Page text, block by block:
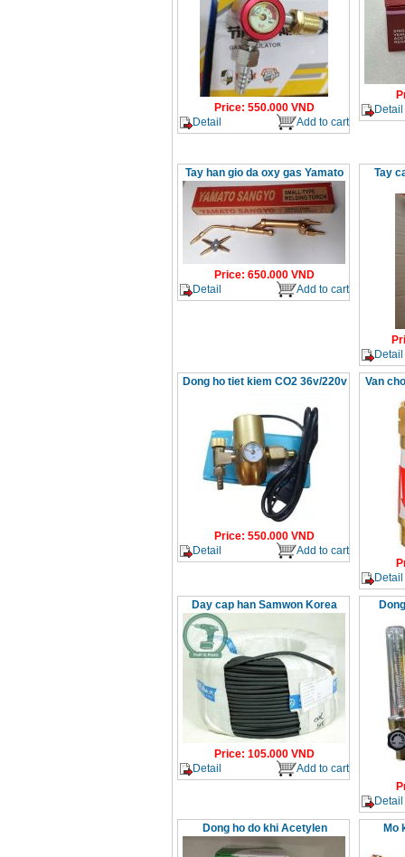
Price: 550.000 VND
Detail
Add to cart
Detail
Tay han gio da oxy gas Yamato
Price: 650.000 VND
Detail
Add to cart
Tay
Detail
Dong ho tiet kiem CO2 36v/220v
Price: 550.000 VND
Detail
Add to cart
Van
Detail
Day cap han Samwon Korea
Price: 105.000 VND
Detail
Add to cart
Detail
Dong ho do khi Acetylen Mo